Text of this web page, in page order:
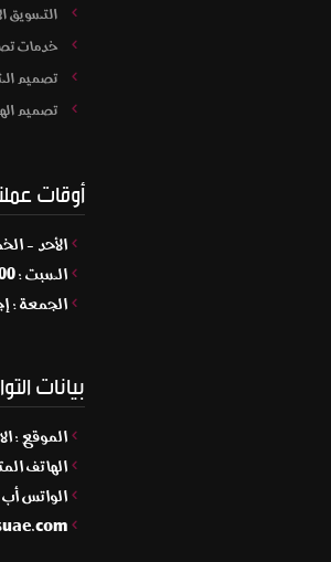
التسويق
خدمات
تصميم
تصميم
أوقات
الأحد - الخميس : 9:00
السبت : 10:00 صباحاً - 2:30 مساءً
الجمعة :
بيانات
الموقع :
الهاتف المتحرك :
الواتس أب :